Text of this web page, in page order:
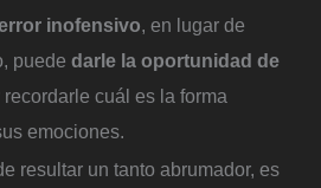
inofensivo, en lugar de
puede darle la oportunidad de
recordarle cuál es la forma
emociones.
resultar un tanto abrumador, es